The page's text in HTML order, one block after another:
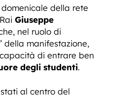
della rete
Giuseppe
nel ruolo di
della manifestazione,
di entrare ben
degli studenti.
al centro del